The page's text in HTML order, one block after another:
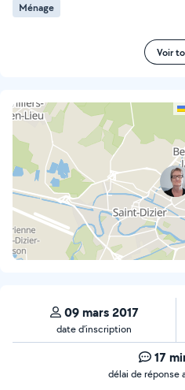
Ménage
Voir
09 mars 2017
date d’inscription
17
délai de réponse